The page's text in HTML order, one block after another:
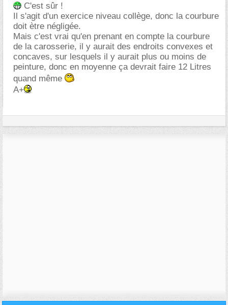
C'est sûr !
Il s'agit d'un exercice niveau collège, donc la courbure
doit ètre négligée.
Mais c'est vrai qu'en prenant en compte la courbure
de la carosserie, il y aurait des endroits convexes et
concaves, sur lesquels il y aurait plus ou moins de
peinture, donc en moyenne ça devrait faire 12 Litres
quand même
A+